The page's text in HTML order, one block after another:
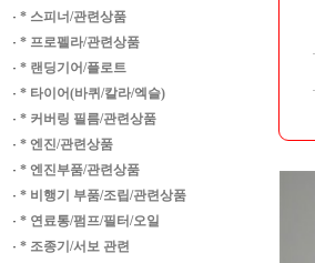
· * 스피너/관련상품
· * 프로펠라/관련상품
· * 랜딩기어/플로트
· * 타이어(바퀴/칼라/엑슬)
· * 커버링 필름/관련상품
· * 엔진/관련상품
· * 엔진부품/관련상품
· * 비행기 부품/조립/관련상품
· * 연료통/펌프/필터/오일
· * 조종기/서보 관련